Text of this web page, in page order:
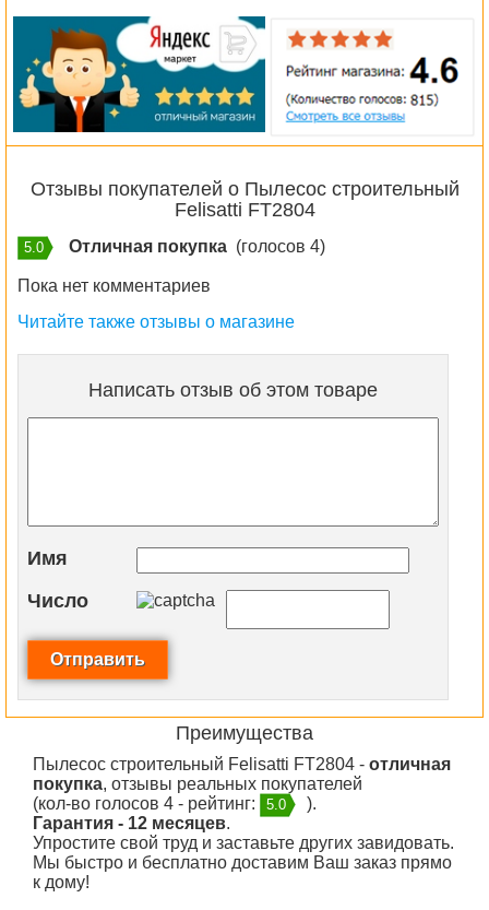
Отзывы покупателей о Пылесос строительный
Felisatti FT2804
5.0 Отличная покупка (голосов 4)
Пока нет комментариев
Читайте также отзывы о магазине
Написать отзыв об этом товаре
Имя
Число
Преимущества
Пылесос строительный Felisatti FT2804 - отличная
покупка, отзывы реальных покупателей
(кол-во голосов 4 - рейтинг:
5.0
).
Гарантия - 12 месяцев.
Упростите свой труд и заставьте других завидовать.
Мы быстро и бесплатно доставим Ваш заказ прямо
к дому!